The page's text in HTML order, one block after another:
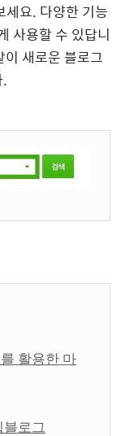
세요. 다양한 기능
사용할 수 있답니
이 새로운 블로그
.
활용한 마
블로그